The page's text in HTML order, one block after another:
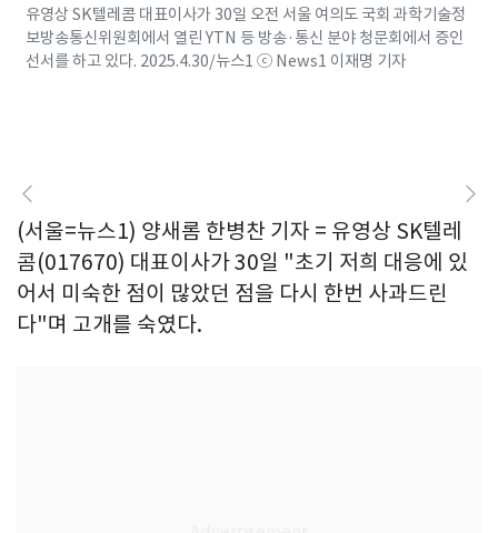
유영상 SK텔레콤 대표이사가 30일 오전 서울 여의도 국회 과학기술정
보방송통신위원회에서 열린 YTN 등 방송·통신 분야 청문회에서 증인
선서를 하고 있다. 2025.4.30/뉴스1 ⓒ News1 이재명 기자
(서울=뉴스1) 양새롬 한병찬 기자 = 유영상 SK텔레
콤(017670) 대표이사가 30일 "초기 저희 대응에 있
어서 미숙한 점이 많았던 점을 다시 한번 사과드린
다"며 고개를 숙였다.